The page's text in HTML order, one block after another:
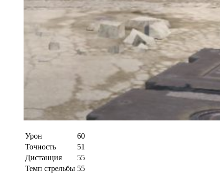
Урон
60
Точность
51
Дистанция
55
Темп стрельбы 55